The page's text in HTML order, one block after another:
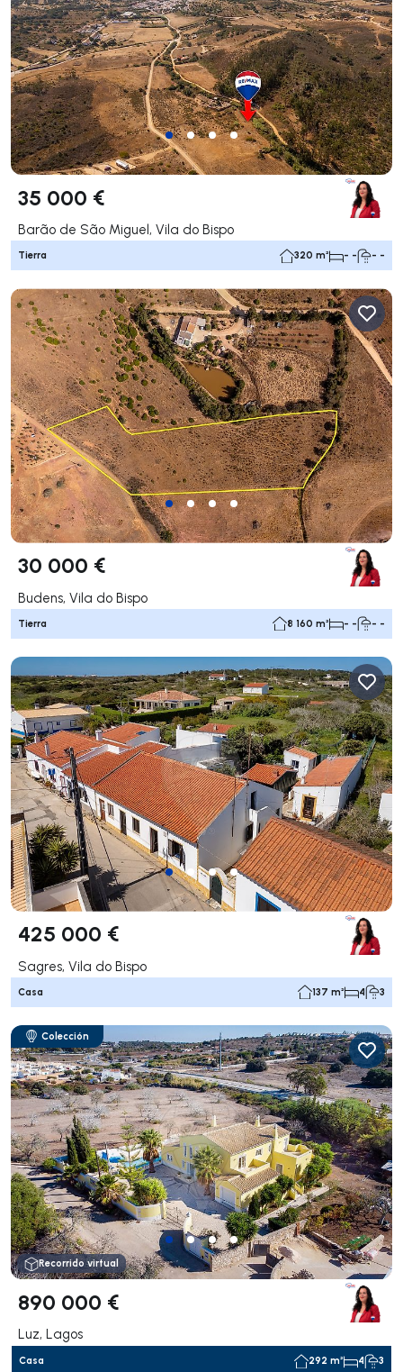
35 000 €
Barão de São Miguel, Vila do Bispo
Tierra 320 m² - - - -
30 000 €
Budens, Vila do Bispo
Tierra 8 160 m² - - - -
425 000 €
Sagres, Vila do Bispo
Casa 137 m² 4 3
Colección
Recorrido virtual
890 000 €
Luz, Lagos
Casa 292 m² 4 3